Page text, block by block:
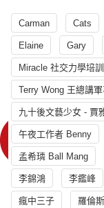
Carman Cats
Elaine Gary
Miracle 社交力學培
Terry Wong 王總講
九十後文藝少女 - 賈
午夜工作者 Benny
孟希璘 Ball Mang
李錦鴻 李鑑峰
瘋中三子 羅倫斯